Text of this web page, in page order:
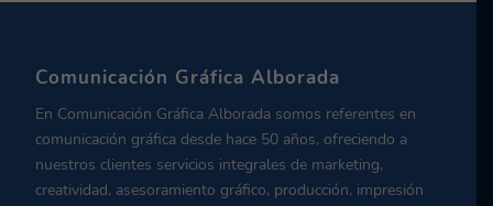
Comunicación Gráfica Alborada
En Comunicación Gráfica Alborada somos referentes en
comunicación gráfica desde hace 50 años, ofreciendo a
nuestros clientes servicios integrales de marketing,
creatividad, asesoramiento gráfico, producción, impresión